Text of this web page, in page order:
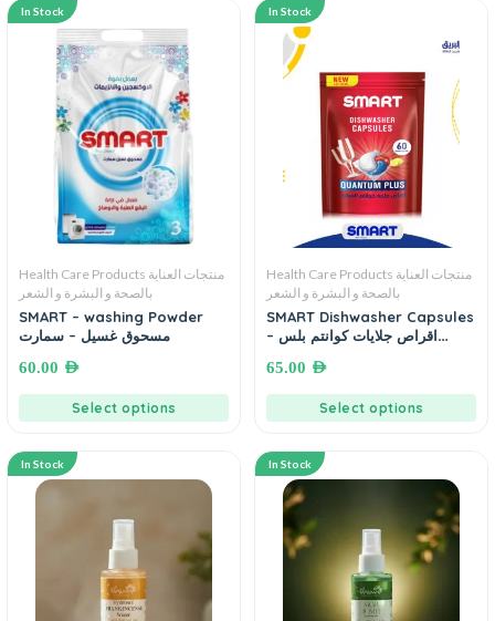
In Stock
Health Care Products منتجات العناية
بالصحة و البشرة و الشعر
SMART – washing Powder
مسحوق غسيل – سمارت
60.00 AED
Select options
In Stock
Health Care Products منتجات العناية
بالصحة و البشرة و الشعر
SMART Dishwasher Capsules
اقراص جلايات كوانتم بلس –
65.00 AED
Select options
In Stock In Stock